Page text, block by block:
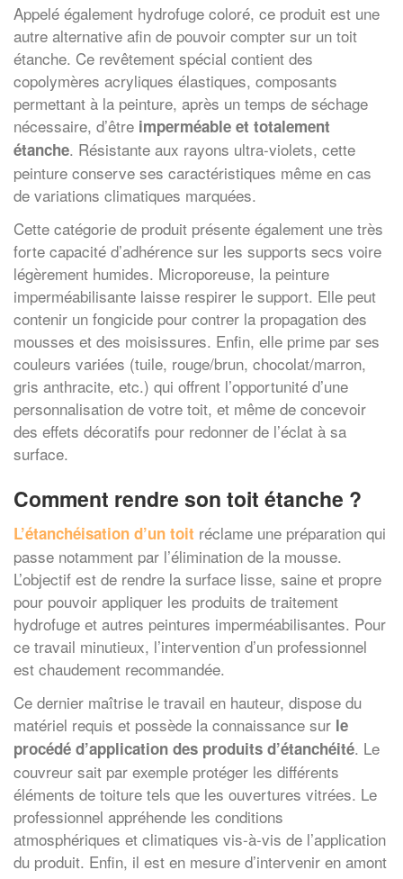
Appelé également hydrofuge coloré, ce produit est une
autre alternative afin de pouvoir compter sur un toit
étanche. Ce revêtement spécial contient des
copolymères acryliques élastiques, composants
permettant à la peinture, après un temps de séchage
nécessaire, d’être imperméable et totalement
étanche. Résistante aux rayons ultra-violets, cette
peinture conserve ses caractéristiques même en cas
de variations climatiques marquées.
Cette catégorie de produit présente également une très
forte capacité d’adhérence sur les supports secs voire
légèrement humides. Microporeuse, la peinture
imperméabilisante laisse respirer le support. Elle peut
contenir un fongicide pour contrer la propagation des
mousses et des moisissures. Enfin, elle prime par ses
couleurs variées (tuile, rouge/brun, chocolat/marron,
gris anthracite, etc.) qui offrent l’opportunité d’une
personnalisation de votre toit, et même de concevoir
des effets décoratifs pour redonner de l’éclat à sa
surface.
Comment rendre son toit étanche ?
L’étanchéisation d’un toit réclame une préparation qui
passe notamment par l’élimination de la mousse.
L’objectif est de rendre la surface lisse, saine et propre
pour pouvoir appliquer les produits de traitement
hydrofuge et autres peintures imperméabilisantes. Pour
ce travail minutieux, l’intervention d’un professionnel
est chaudement recommandée.
Ce dernier maîtrise le travail en hauteur, dispose du
matériel requis et possède la connaissance sur le
procédé d’application des produits d’étanchéité. Le
couvreur sait par exemple protéger les différents
éléments de toiture tels que les ouvertures vitrées. Le
professionnel appréhende les conditions
atmosphériques et climatiques vis-à-vis de l’application
du produit. Enfin, il est en mesure d’intervenir en amont